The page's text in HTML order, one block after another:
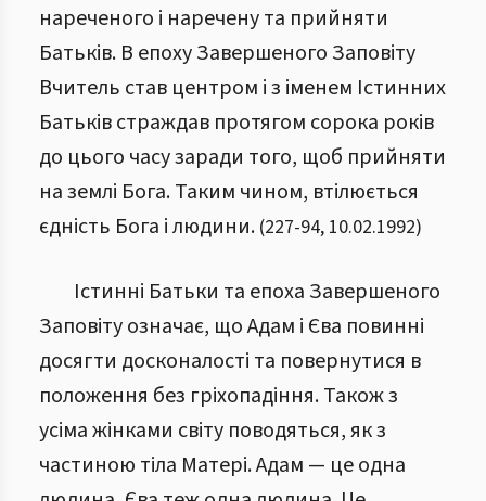
нареченого і наречену та прийняти
Батьків. В епоху Завершеного Заповіту
Вчитель став центром і з іменем Істинних
Батьків страждав протягом сорока років
до цього часу заради того, щоб прийняти
на землі Бога. Таким чином, втілюється
єдність Бога і людини. (227-94, 10.02.1992)
Істинні Батьки та епоха Завершеного
Заповіту означає, що Адам і Єва повинні
досягти досконалості та повернутися в
положення без гріхопадіння. Також з
усіма жінками світу поводяться, як з
частиною тіла Матері. Адам — це одна